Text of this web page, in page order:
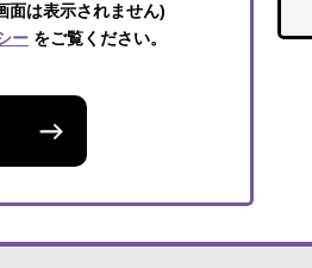
面は表示されません)
ー をご覧ください。